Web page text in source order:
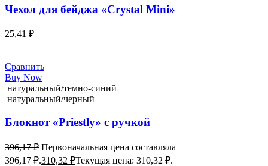
Чехол для бейджа «Crystal Mini»
25,41 ₽
Сравнить
Buy Now
натуральный/темно-синий
натуральный/черный
Блокнот «Priestly» с ручкой
396,17₽ Первоначальная цена составляла
396,17 ₽.310,32 ₽Текущая цена: 310,32 ₽.